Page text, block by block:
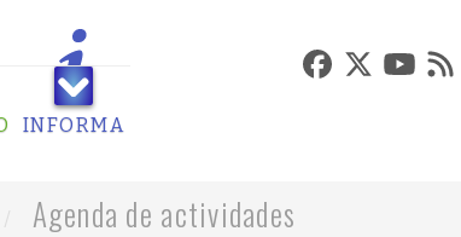
INFORMA
Agenda de actividades